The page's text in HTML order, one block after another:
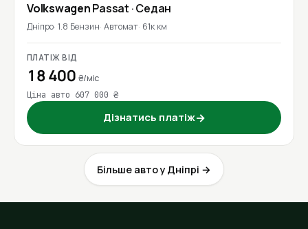
VolkswagenPassat · Седан
Дніпро 1.8 Бензин Автомат 61к км
ПЛАТІЖ ВІД
18 400 ₴/міс
Ціна авто 607 000 ₴
Дізнатись платіж→
Більше авто у Дніпрі →